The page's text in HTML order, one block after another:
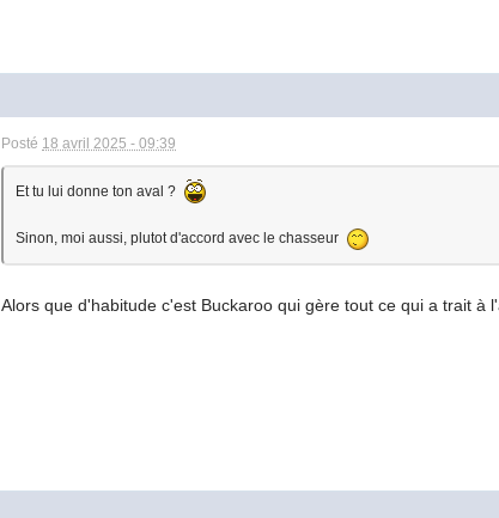
Posté 18 avril 2025 - 09:39
Et tu lui donne ton aval ?
Sinon, moi aussi, plutot d'accord avec le chasseur
Alors que d'habitude c'est Buckaroo qui gère tout ce qui a trait à